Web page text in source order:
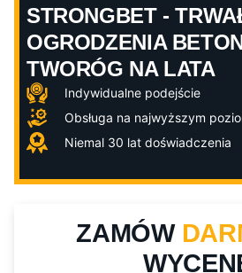
STRONGBET -
OGRODZENIA
TWORÓG NA LATA
Indywidualne podejście
Obsługa na najwyższym
Niemal 30 lat doświadczenia
ZAMÓW